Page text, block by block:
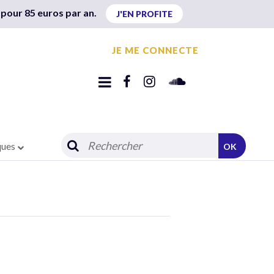
85 euros par an. J'EN PROFITE
JE ME CONNECTE
OK